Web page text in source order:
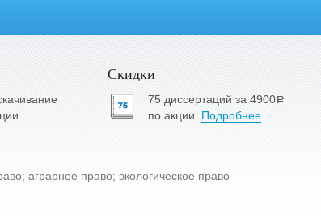
Скидки
75 диссертаций за 4900a
по акции. Подробнее
аграрное право; экологическое право